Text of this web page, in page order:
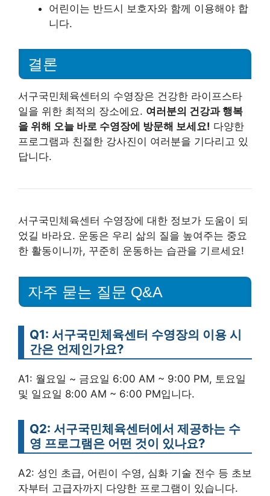
어린이는 반드시 보호자와 함께 이용해야 합
니다.
결론
서구국민체육센터의 수영장은 건강한 라이프스타
일을 위한 최적의 장소에요. 여러분의 건강과 행복
을 위해 오늘 바로 수영장에 방문해 보세요! 다양한
프로그램과 친절한 강사진이 여러분을 기다리고 있
답니다.
서구국민체육센터 수영장에 대한 정보가 도움이 되
었길 바라요. 운동은 우리 삶의 질을 높여주는 중요
한 활동이니까, 꾸준히 운동하는 습관을 기르세요!
자주 묻는 질문 Q&A
Q1: 서구국민체육센터 수영장의 이용 시
간은 언제인가요?
A1: 월요일 ~ 금요일 6:00 AM ~ 9:00 PM, 토요일
및 일요일 8:00 AM ~ 6:00 PM입니다.
Q2: 서구국민체육센터에서 제공하는 수
영 프로그램은 어떤 것이 있나요?
A2: 성인 초급, 어린이 수영, 심화 기술 전수 등 초보
자부터 고급자까지 다양한 프로그램이 있습니다.